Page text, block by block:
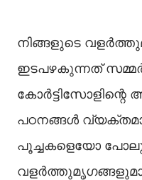
നിങ്ങളുടെ
ഇടപഴകുന്നത്
പഠനങ്ങൾ
പൂച്ചകളെയോ